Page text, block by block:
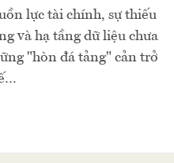
lực tài chính, sự thiếu
và hạ tầng dữ liệu chưa
"hòn đá tảng" cản trở